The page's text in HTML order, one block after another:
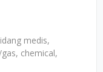
medis,
chemical,